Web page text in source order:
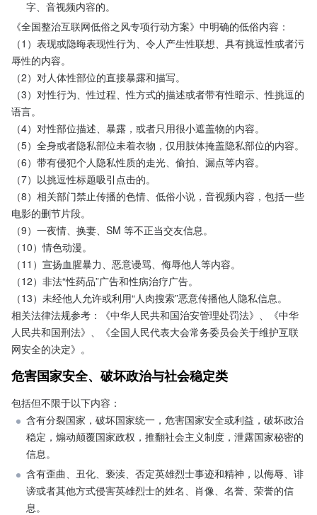
字、音视频内容的。
《全国整治互联网低俗之风专项行动方案》中明确的低俗内容：
（1）表现或隐晦表现性行为、令人产生性联想、具有挑逗性或者污
辱性的内容。
（2）对人体性部位的直接暴露和描写。
（3）对性行为、性过程、性方式的描述或者带有性暗示、性挑逗的
语言。
（4）对性部位描述、暴露，或者只用很小遮盖物的内容。
（5）全身或者隐私部位未着衣物，仅用肢体掩盖隐私部位的内容。
（6）带有侵犯个人隐私性质的走光、偷拍、漏点等内容。
（7）以挑逗性标题吸引点击的。
（8）相关部门禁止传播的色情、低俗小说，音视频内容，包括一些
电影的删节片段。
（9）一夜情、换妻、SM 等不正当交友信息。
（10）情色动漫。
（11）宣扬血腥暴力、恶意谩骂、侮辱他人等内容。
（12）非法“性药品”广告和性病治疗广告。
（13）未经他人允许或利用“人肉搜索”恶意传播他人隐私信息。
相关法律法规参考：《中华人民共和国治安管理处罚法》、《中华
人民共和国刑法》、《全国人民代表大会常务委员会关于维护互联
网安全的决定》。
危害国家安全、破坏政治与社会稳定类
包括但不限于以下内容：
含有分裂国家，破坏国家统一，危害国家安全或利益，破坏政治
稳定，煽动颠覆国家政权，推翻社会主义制度，泄露国家秘密的
信息。
含有歪曲、丑化、亵渎、否定英雄烈士事迹和精神，以侮辱、诽
谤或者其他方式侵害英雄烈士的姓名、肖像、名誉、荣誉的信
息。